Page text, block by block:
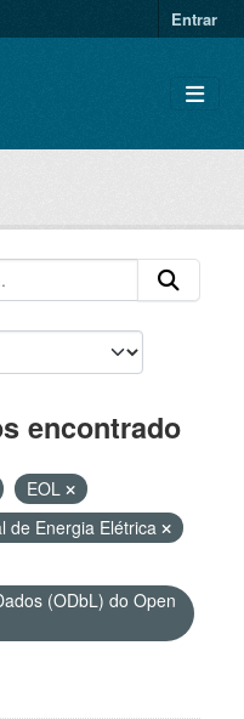
Entrar
encontrado
EOL
de Energia Elétrica
(ODbL) do Open